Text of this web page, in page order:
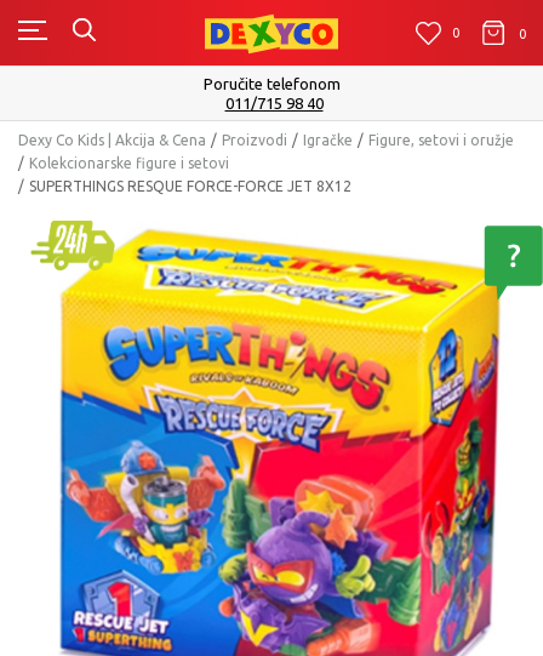
0 0 0
Isporuku možete očekivati u roku od 2 do 4 radna
Pogledaj više
Dexy Co Kids | Akcija & Cena Proizvodi Igračke
Figure, setovi i oružje
Kolekcionarske figure i setovi
SUPERTHINGS RESQUE FORCE-FORCE JET 8X12